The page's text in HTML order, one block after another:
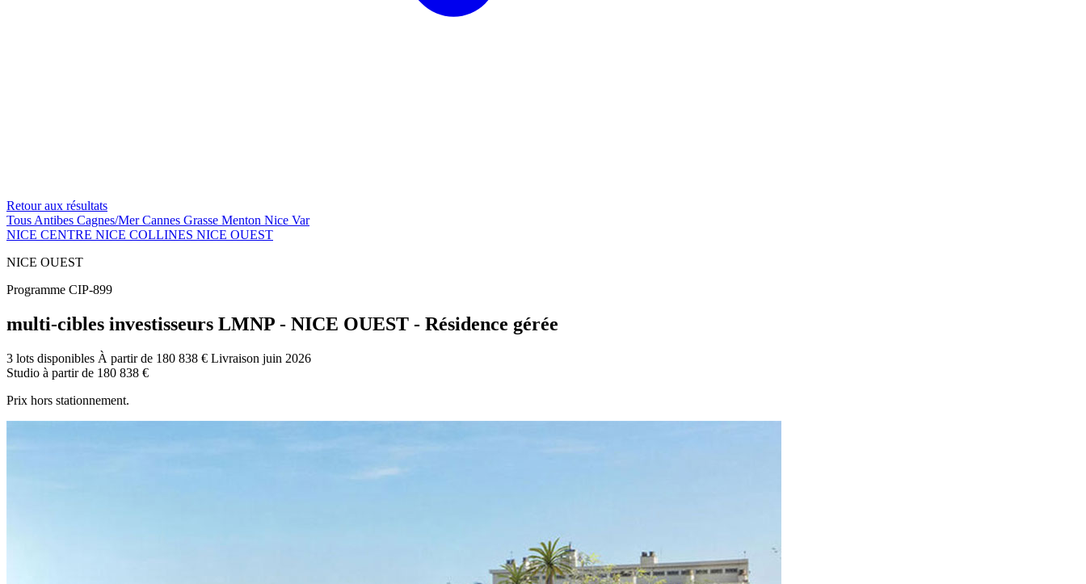
Retour aux résultats
Tous Antibes Cagnes/MerCannes Grasse Menton Nice Var
NICE CENTRE NICE COLLINES NICE OUEST
NICE OUEST
Programme CIP-899
multi-cibles investisseurs LMNP - NICE OUEST - Résidence gérée
3 lots disponibles À partir de 180 838 € Livraison juin 2026
Studio à partir de 180 838 €
Prix hors stationnement.